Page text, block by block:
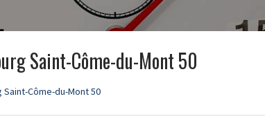
Saint-Côme-du-Mont 50
Côme-du-Mont 50